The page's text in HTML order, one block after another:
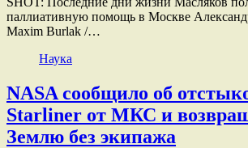
паллиативную помощь в Москве
Maxim Burlak /…
Наука
NASA сообщило об
Starliner от МКС и
Землю без экипажа